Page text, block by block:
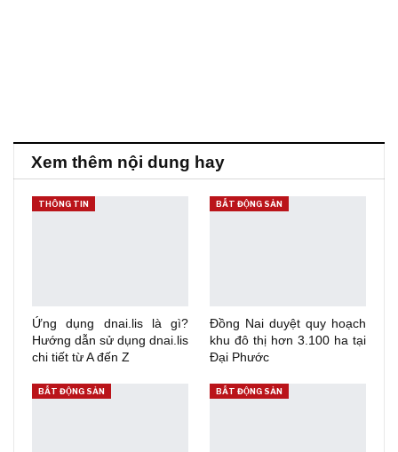
Xem thêm nội dung hay
THÔNG TIN
Ứng dụng dnai.lis là gì?
Hướng dẫn sử dụng dnai.lis
chi tiết từ A đến Z
BẤT ĐỘNG SẢN
Đồng Nai duyệt quy hoạch
khu đô thị hơn 3.100 ha tại
Đại Phước
BẤT ĐỘNG SẢN BẤT ĐỘNG SẢN